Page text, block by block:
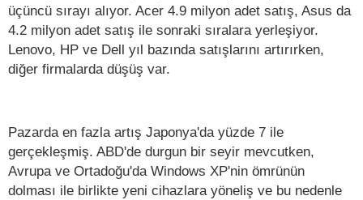
üçüncü sırayı alıyor. Acer 4.9 milyon adet satış, Asus da
4.2 milyon adet satış ile sonraki sıralara yerleşiyor.
Lenovo, HP ve Dell yıl bazında satışlarını artırırken,
diğer firmalarda düşüş var.
Pazarda en fazla artış Japonya'da yüzde 7 ile
gerçekleşmiş. ABD'de durgun bir seyir mevcutken,
Avrupa ve Ortadoğu'da Windows XP'nin ömrünün
dolması ile birlikte yeni cihazlara yöneliş ve bu nedenle